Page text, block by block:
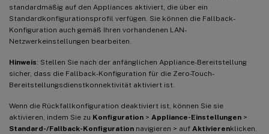
standardmäßig auf den Appliances aktiviert, die über ein
Standardkonfigurationsprofil verfügen. Sie können die Fallback-
Konfiguration auch gemäß Ihren vorhandenen LAN-
Netzwerkeinstellungen bearbeiten.
Hinweis: Stellen Sie nach der anfänglichen Appliance-Bereitstellung
sicher, dass die Fallback-Konfiguration für die Zero-Touch-
Bereitstellungsdienstkonnektivität aktiviert ist.
Wenn die Rückfallkonfiguration deaktiviert ist, können Sie sie
aktivieren, indem Sie zu Konfiguration > Appliance-Einstellungen >
Standard-/Fallback-Konfiguration navigieren > auf Aktivierenklicken.